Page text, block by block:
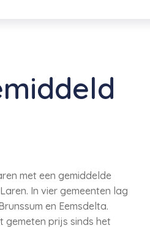
met een gemiddelde
In vier gemeenten lag
en Eemsdelta.
gemeten prijs sinds het